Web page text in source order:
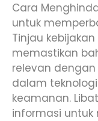
Cara
untuk
Tinjau
memastikan
relevan
dalam
keamanan.
informasi untuk